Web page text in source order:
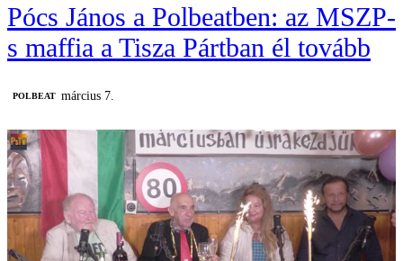
Pócs János a Polbeatben: az MSZP-
s maffia a Tisza Pártban él tovább
‎POLBEAT március 7.